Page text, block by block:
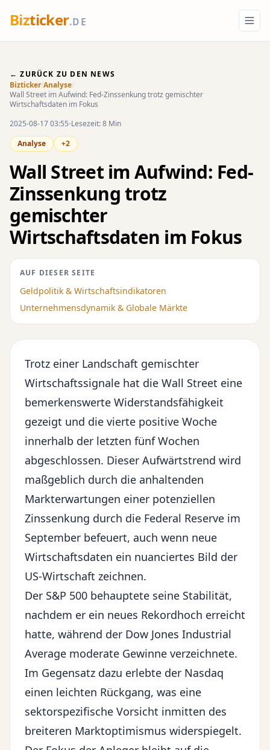
Bizticker.DE
← ZURÜCK ZU DEN NEWS
Bizticker/Analyse/
Wall Street im Aufwind: Fed-Zinssenkung trotz gemischter
Wirtschaftsdaten im Fokus
2025-08-17 03:55 Lesezeit: 8 Min
Analyse
+2
Wall Street im Aufwind: Fed-
Zinssenkung trotz
gemischter
Wirtschaftsdaten im Fokus
AUF DIESER SEITE
Geldpolitik & Wirtschaftsindikatoren
Unternehmensdynamik & Globale Märkte
Trotz einer Landschaft gemischter
Wirtschaftssignale hat die Wall Street eine
bemerkenswerte Widerstandsfähigkeit
gezeigt und die vierte positive Woche
innerhalb der letzten fünf Wochen
abgeschlossen. Dieser Aufwärtstrend wird
maßgeblich durch die anhaltenden
Markterwartungen einer potenziellen
Zinssenkung durch die Federal Reserve im
September befeuert, auch wenn neue
Wirtschaftsdaten ein nuanciertes Bild der
US-Wirtschaft zeichnen.
Der S&P 500 behauptete seine Stabilität,
nachdem er ein neues Rekordhoch erreicht
hatte, während der Dow Jones Industrial
Average moderate Gewinne verzeichnete.
Im Gegensatz dazu erlebte der Nasdaq
einen leichten Rückgang, was eine
sektorspezifische Vorsicht inmitten des
breiteren Marktoptimismus widerspiegelt.